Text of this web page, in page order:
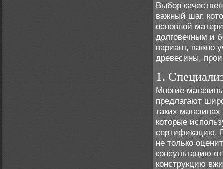
Выбор
важный шаг,
основной
долговечным и
вариант, важно
древесины,
1.
Многие
предлагают
таких
которые
сертификацию.
не только
консультацию
конструкцию